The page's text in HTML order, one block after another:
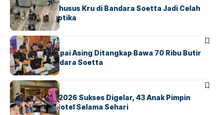
Ketika Jalur Khusus Kru di Bandara Soetta Jadi Celah
Sindikat Narkotika
BANDARA BERITA
Kopilot Maskapai Asing Ditangkap Bawa 70 Ribu Butir
Ekstasi di Bandara Soetta
BERITAINDEX
GM For A Day 2026 Sukses Digelar, 43 Anak Pimpin
Operasional Hotel Selama Sehari